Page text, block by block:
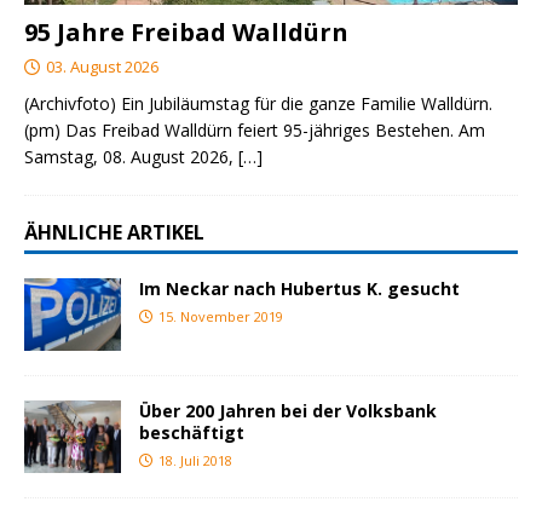
95 Jahre Freibad Walldürn
03. August 2026
(Archivfoto) Ein Jubiläumstag für die ganze Familie Walldürn.
(pm) Das Freibad Walldürn feiert 95-jähriges Bestehen. Am
Samstag, 08. August 2026, […]
ÄHNLICHE ARTIKEL
Im Neckar nach Hubertus K. gesucht
15. November 2019
Über 200 Jahren bei der Volksbank
beschäftigt
18. Juli 2018